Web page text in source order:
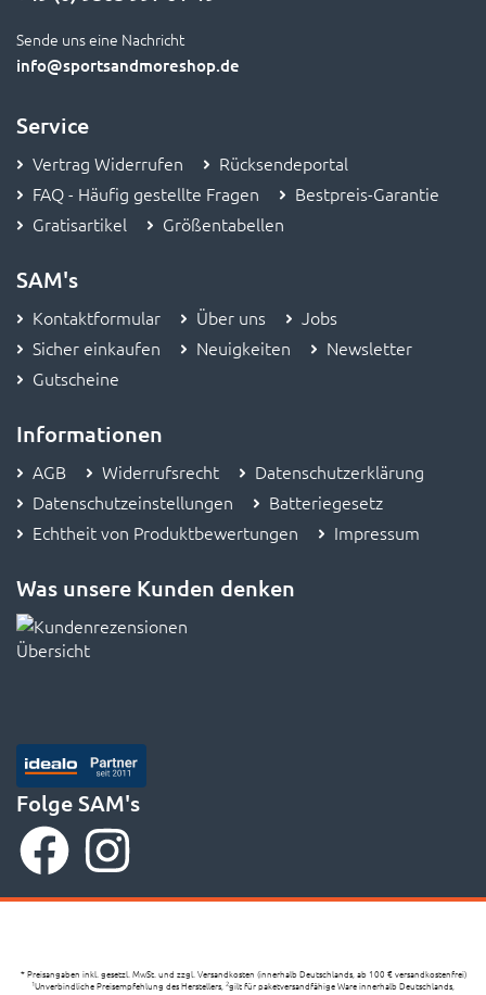
Sende uns eine Nachricht
info@sportsandmoreshop.de
Service
Vertrag Widerrufen
Rücksendeportal
FAQ - Häufig gestellte Fragen
Bestpreis-Garantie
Gratisartikel
Größentabellen
SAM's
Kontaktformular Über uns
Jobs
Sicher einkaufen
Neuigkeiten
Newsletter
Gutscheine
Informationen
AGB Widerrufsrecht
Datenschutzerklärung
Datenschutzeinstellungen
Batteriegesetz
Echtheit von Produktbewertungen
Impressum
Was unsere Kunden denken
Folge SAM's
* Preisangaben inkl. gesetzl. MwSt. und zzgl. Versandkosten (innerhalb Deutschlands, ab 100 € versandkostenfrei)
1Unverbindliche Preisempfehlung des Herstellers, 2gilt für paketversandfähige Ware innerhalb Deutschlands,